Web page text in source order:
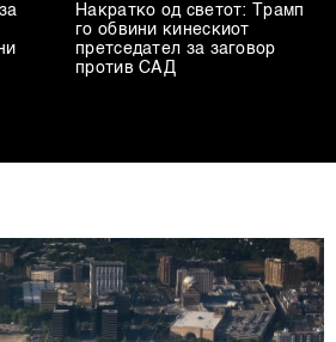
Накратко од светот: Трамп
го обвини кинескиот
претседател за заговор
против САД